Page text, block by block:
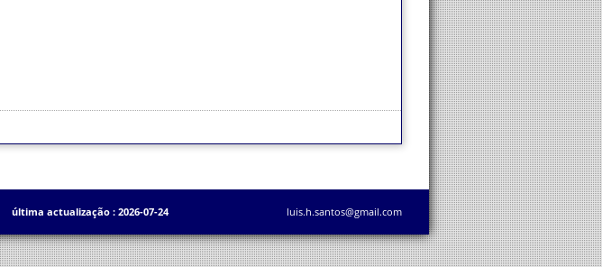
última actualização : 2026-07-24 luis.h.santos@gmail.com